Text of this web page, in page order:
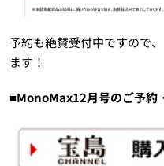
予約も絶賛受付中ですので
ます！
■MonoMax12月号のご予約